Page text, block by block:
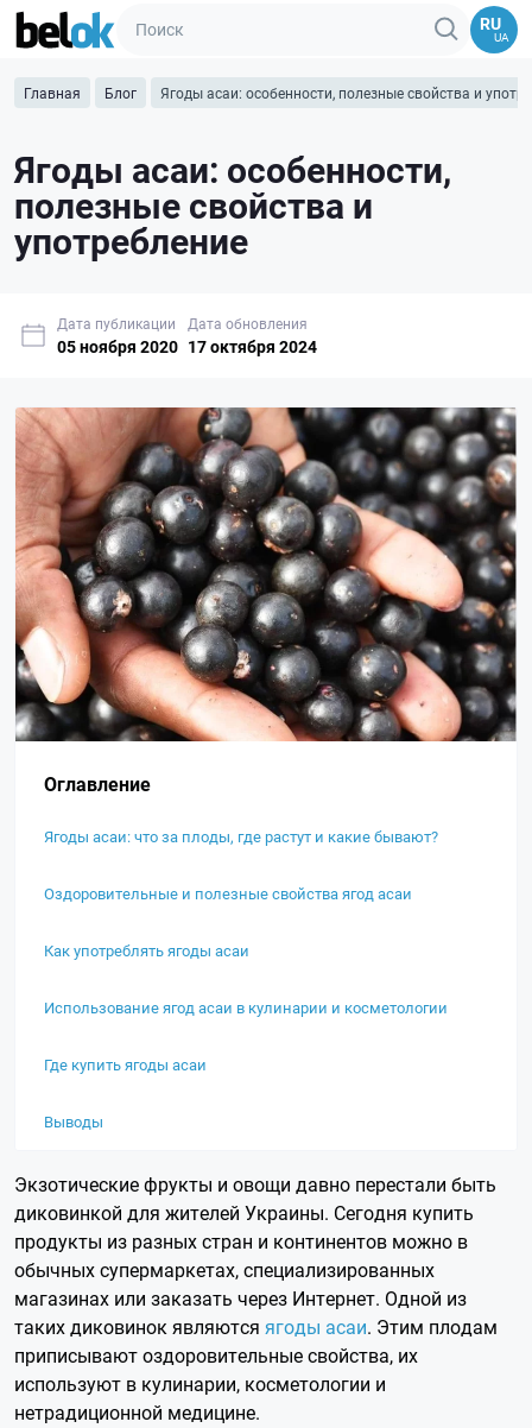
RU
UA
Главная Блог Ягоды асаи:‌ ‌особенности, полезные свойства и
Ягоды асаи:‌ ‌особенности,
полезные свойства и
употребление
Дата публикации
05 ноября 2020
Дата обновления
17 октября 2024
Оглавление
Ягоды асаи: что за плоды, где растут и какие бывают?
Оздоровительные и полезные свойства ягод асаи
Как употреблять ягоды асаи
Использование ягод асаи в кулинарии и косметологии
Где купить ягоды асаи
Выводы
Экзотические фрукты и овощи давно перестали быть
диковинкой для жителей Украины. Сегодня купить
продукты из разных стран и континентов можно в
обычных супермаркетах, специализированных
магазинах или заказать через Интернет. Одной из
таких диковинок являются ягоды асаи. Этим плодам
приписывают оздоровительные свойства, их
используют в кулинарии, косметологии и
нетрадиционной медицине.